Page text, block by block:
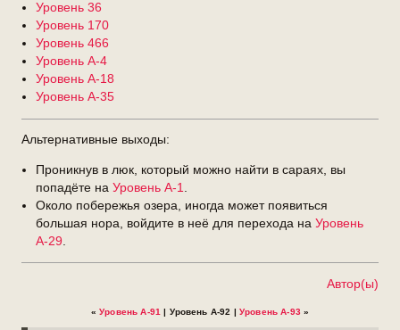
Уровень 36
Уровень 170
Уровень 466
Уровень А-4
Уровень А-18
Уровень А-35
Альтернативные выходы:
Проникнув в люк, который можно найти в сараях, вы
попадёте на Уровень А-1
Около побережья озера, иногда может появиться
большая нора, войдите в неё для перехода на Уровень
А-29
Автор(ы)
«Уровень А-91 | Уровень А-92 | Уровень А-93»